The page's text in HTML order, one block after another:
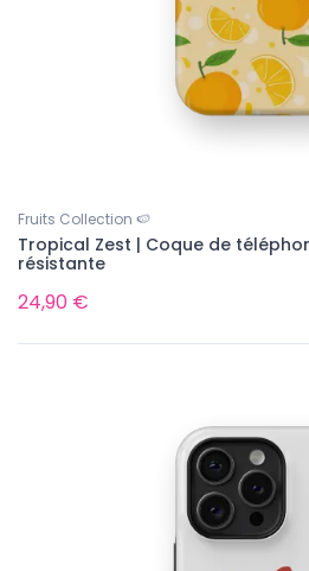
Fruits Collection 🍉
Tropical Zest | Coque de
résistante
24,90 €